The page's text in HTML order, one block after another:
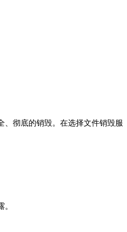
、彻底的销毁。在选择文件销毁服